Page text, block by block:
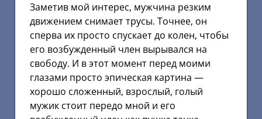
Заметив мой интерес, мужчина резким
движением снимает трусы. Точнее, он
сперва их просто спускает до колен, чтобы
его возбужденный член вырывался на
свободу. И в этот момент перед моими
глазами просто эпическая картина —
хорошо сложенный, взрослый, голый
мужик стоит передо мной и его